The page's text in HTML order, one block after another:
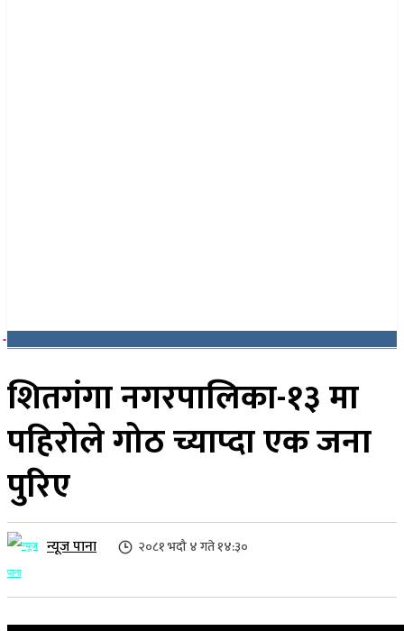
शितगंगा नगरपालिका-१३ मा
पहिरोले गोठ च्याप्दा एक जना
पुरिए
न्यूज पाना २०८१ भदौ ४ गते १४:३०